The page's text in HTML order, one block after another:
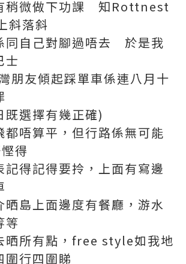
稍微做下功課 知Rottnest
斜落斜
同自己對腳過唔去 於是我
士
朋友傾起踩單車係連八月十
既選擇有幾正確)
都唔算平，但行路係無可能
得
記得記得要拎，上面有寫邊
晒島上面邊度有餐廳，游水
等
晒所有點，free style如我地
圍行四圍睇